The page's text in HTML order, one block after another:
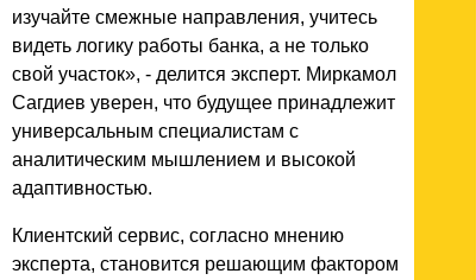
изучайте смежные направления, учитесь
видеть логику работы банка, а не только
свой участок», - делится эксперт. Миркамол
Сагдиев уверен, что будущее принадлежит
универсальным специалистам с
аналитическим мышлением и высокой
адаптивностью.
Клиентский сервис, согласно мнению
эксперта, становится решающим фактором